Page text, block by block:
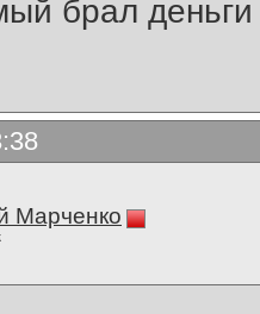
брал
Марченко